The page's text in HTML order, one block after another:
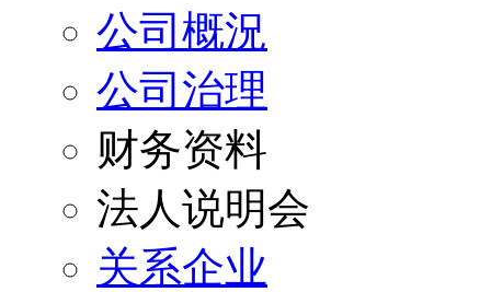
公司概況
公司治理
财务资料
法人说明会
关系企业